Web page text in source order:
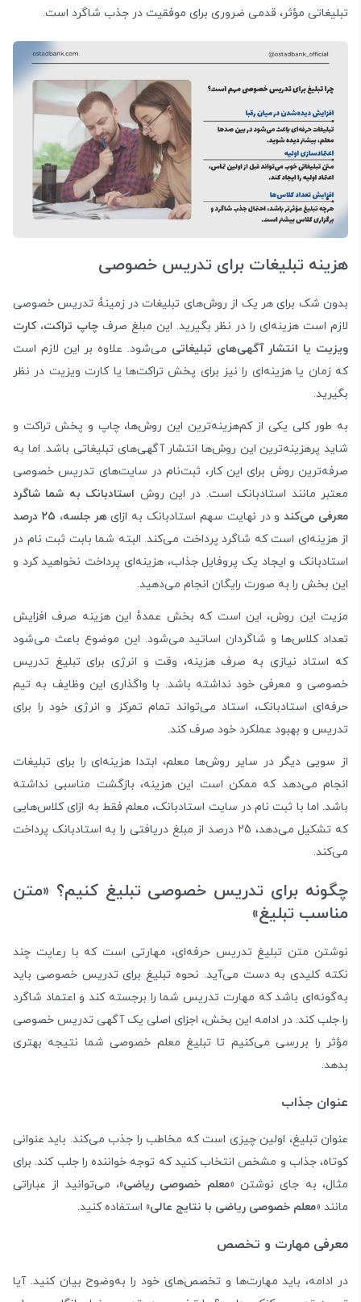
تبلیغاتی مؤثر، قدمی ضروری برای موفقیت در جذب شاگرد است.
هزینه تبلیغات برای تدریس خصوصی
بدون شک برای هر یک از روش‌های تبلیغات در زمینۀ تدریس خصوصی
لازم است هزینه‌ای را در نظر بگیرید. این مبلغ صرفچاپ تراکت‌، کارت
ویزیت یا انتشار آگهی‌های تبلیغاتی می‌شود. علاوه بر این لازم است
که زمان یا هزینه‌ای را نیز برای پخش تراکت‌ها یا کارت ویزیت در نظر
بگیرید.
به طور کلی یکی از کم‌هزینه‌ترین این روش‌ها، چاپ و پخش تراکت و
شاید پرهزینه‌ترین این روش‌ها انتشار آگهی‌های تبلیغاتی باشد. اما به
صرفه‌ترین روش برای این کار، ثبت‌نام در سایت‌های تدریس خصوصی
معتبر مانند استادبانک است. در این روش استادبانک به شما شاگرد
معرفی می‌کندو در نهایت سهم استادبانک به ازایهر جلسه، ۲۵ درصد
از هزینه‌ای است که شاگرد پرداخت می‌کند. البته شما بابت ثبت نام در
استادبانک و ایجاد یک پروفایل جذاب، هزینه‌ای پرداخت نخواهید کرد و
این بخش را به صورت رایگان انجام می‌دهید.
مزیت این روش، این است که بخش عمدۀ این هزینه صرف افزایش
تعداد کلاس‌ها و شاگردان اساتید می‌شود. این موضوع باعث می‌شود
که استاد نیازی به صرف هزینه، وقت و انرژی برای تبلیغ تدریس
خصوصی و معرفی خود نداشته باشد. با واگذاری این وظایف به تیم
حرفه‌ای استادبانک، استاد می‌تواند تمام تمرکز و انرژی خود را برای
تدریس و بهبود عملکرد خود صرف کند.
از سویی دیگر در سایر روش‌ها معلم، ابتدا هزینه‌ای را برای تبلیغات
انجام می‌دهد که ممکن است این هزینه، بازگشت مناسبی نداشته
باشد. اما با ثبت نام در سایت استادبانک، معلم فقط به ازای کلاس‌هایی
که تشکیل می‌دهد، 25 درصد از مبلغ دریافتی را به استادبانک پرداخت
می‌کند.
چگونه برای تدریس خصوصی تبلیغ کنیم؟ «متن
مناسب تبلیغ»
نوشتن متن تبلیغ تدریس حرفه‌ای، مهارتی است که با رعایت چند
نکته کلیدی به دست می‌آید. نحوه تبلیغ برای تدریس خصوصی باید
به‌گونه‌ای باشد که مهارت تدریس شما را برجسته کند و اعتماد شاگرد
را جلب کند. در ادامه این بخش، اجزای اصلی یک آگهی تدریس خصوصی
مؤثر را بررسی می‌کنیم تا تبلیغ معلم خصوصی شما نتیجه بهتری
بدهد.
عنوان جذاب
عنوان تبلیغ، اولین چیزی است که مخاطب را جذب می‌کند. باید عنوانی
کوتاه، جذاب و مشخص انتخاب کنید که توجه خواننده را جلب کند. برای
مثال، به جای نوشتن «معلم خصوصی ریاضی»، می‌توانید از عباراتی
مانند «معلم خصوصی ریاضی با نتایج عالی» استفاده کنید.
معرفی مهارت و تخصص
در ادامه، باید مهارت‌ها و تخصص‌های خود را به‌وضوح بیان کنید. آیا